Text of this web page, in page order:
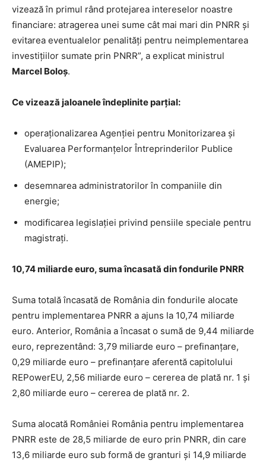
vizează în primul rând protejarea intereselor noastre
financiare: atragerea unei sume cât mai mari din PNRR și
evitarea eventualelor penalități pentru neimplementarea
investițiilor sumate prin PNRR”, a explicat ministrul
Marcel Boloș.
Ce vizează jaloanele îndeplinite parțial:
operaționalizarea Agenţiei pentru Monitorizarea şi
Evaluarea Performanţelor Întreprinderilor Publice
(AMEPIP);
desemnarea administratorilor în companiile din
energie;
modificarea legislației privind pensiile speciale pentru
magistrați.
10,74 miliarde euro, suma încasată din fondurile PNRR
Suma totală încasată de România din fondurile alocate
pentru implementarea PNRR a ajuns la 10,74 miliarde
euro. Anterior, România a încasat o sumă de 9,44 miliarde
euro, reprezentând: 3,79 miliarde euro – prefinanțare,
0,29 miliarde euro – prefinanțare aferentă capitolului
REPowerEU, 2,56 miliarde euro – cererea de plată nr. 1 și
2,80 miliarde euro – cererea de plată nr. 2.
Suma alocată României România pentru implementarea
PNRR este de 28,5 miliarde de euro prin PNRR, din care
13,6 miliarde euro sub formă de granturi și 14,9 miliarde